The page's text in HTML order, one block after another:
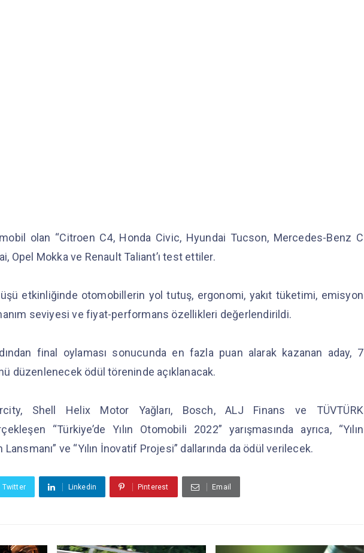
olan “Citroen C4, Honda Civic, Hyundai Tucson, Mercedes-Benz C
Opel Mokka ve Renault Taliant’ı test ettiler.
etkinliğinde otomobillerin yol tutuş, ergonomi, yakıt tüketimi, emisyon
seviyesi ve fiyat-performans özellikleri değerlendirildi.
final oylaması sonucunda en fazla puan alarak kazanan aday, 7
düzenlenecek ödül töreninde açıklanacak.
Shell Helix Motor Yağları, Bosch, ALJ Finans ve TÜVTÜRK
“Türkiye’de Yılın Otomobili 2022” yarışmasında ayrıca, “Yılın
Lansmanı” ve “Yılın İnovatif Projesi” dallarında da ödül verilecek.
Twitter Linkedin Pinterest Email